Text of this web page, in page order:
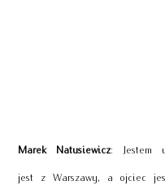
Marek Natusiewicz: Jestem
jest z Warszawy, a ojciec